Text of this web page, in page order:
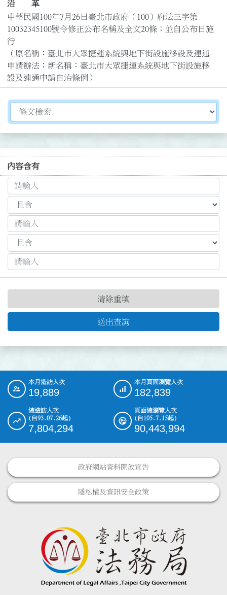
沿 革
中華民國100年7月26日臺北市政府（100）府法三字第
10032345100號令修正公布名稱及全文20條；並自公布日施
行
（原名稱：臺北市大眾捷運系統與地下街設施移設及連通
申請辦法；新名稱：臺北市大眾捷運系統與地下街設施移
設及連通申請自治條例）
切換選擇法規資訊內容
內容含有
送出查詢
清除重填
::: 本月造訪人次
19,889
本月頁面瀏覽人次
182,839
總造訪人次
(自93.07.26起)
7,804,294
頁面總瀏覽人次
(自105.7.15起)
90,443,994
政府網站資料開放宣告
隱私權及資訊安全政策